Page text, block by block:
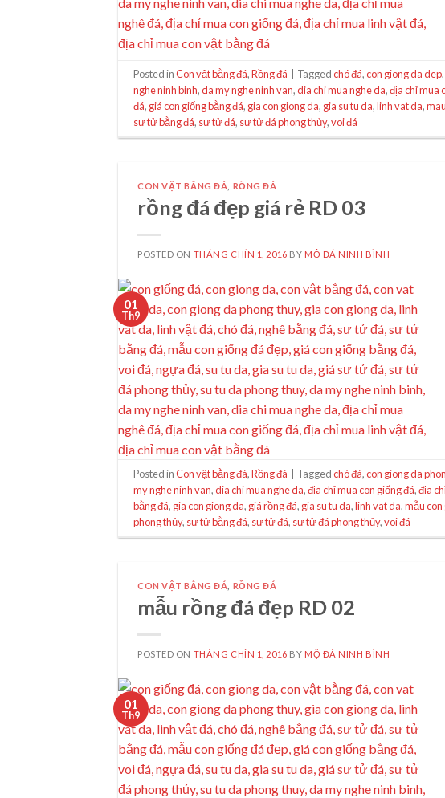
Posted inCon vật bằng đá,Rồng đá Taggedchó đá,con giong da dep
nghe ninh binh,da my nghe ninh van,dia chi mua nghe da,địa chỉ mua
đá, giá con giống bằng đá, gia con giong da, gia su tu da,linh vat da,
sư tử bằng đá, sư tử đá, sư tử đá phong thủy,voi đá
CON VẬT BẰNG ĐÁ RỒNG ĐÁ
rồng đá đẹp giá rẻ RD 03
POSTED ON THÁNG CHÍN 1, 2016 BY MỘ ĐÁ NINH BÌNH
01
Th9
Posted inCon vật bằng đá,Rồng đá Taggedchó đá,con giong da
my nghe ninh van,dia chi mua nghe da,địa chỉ mua con giống đá,địa
bằng đá, gia con giong da, giá rồng đá, gia su tu da,linh vat da,mẫu con
phong thủy, sư tử bằng đá, sư tử đá, sư tử đá phong thủy,voi đá
CON VẬT BẰNG ĐÁ RỒNG ĐÁ
mẫu rồng đá đẹp RD 02
POSTED ON THÁNG CHÍN 1, 2016 BY MỘ ĐÁ NINH BÌNH
01
Th9